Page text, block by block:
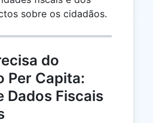
sobre os cidadãos.
do
Per Capita:
Dados Fiscais